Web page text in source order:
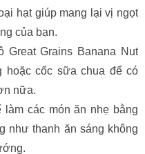
hạt giúp mang lại vị ngọt
của bạn.
Great Grains Banana Nut
hoặc cốc sữa chua để có
nữa.
làm các món ăn nhẹ bằng
như thanh ăn sáng không